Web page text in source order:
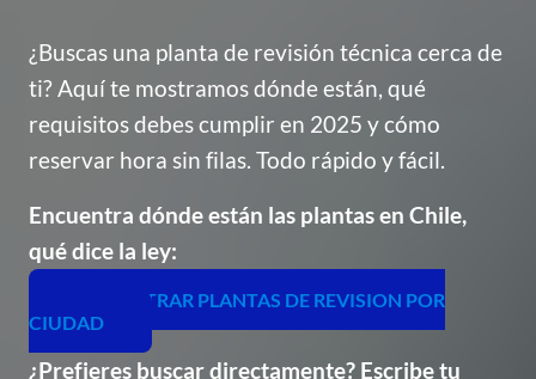
¿Buscas una planta de revisión técnica cerca de
ti? Aquí te mostramos dónde están, qué
requisitos debes cumplir en 2025 y cómo
reservar hora sin filas. Todo rápido y fácil.
Encuentra dónde están las plantas en Chile,
qué dice la ley:
ENCONTRAR PLANTAS DE REVISION POR
CIUDAD
¿Prefieres buscar directamente? Escribe tu